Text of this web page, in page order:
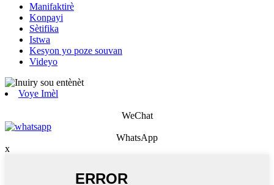
Manifaktirè
Konpayi
Sètifika
Istwa
Kesyon yo poze souvan
Videyo
Voye Imèl
WeChat
WhatsApp
x